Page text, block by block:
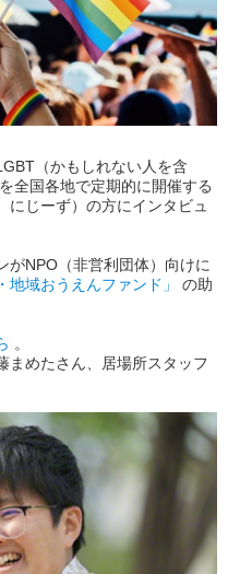
（かもしれない人を含
全国各地で定期的に開催する
にじーず）の方にインタビュ
がNPO（非営利団体）向けに
地域おうえんファンド」
の助
。
まめたさん、居場所スタッフ